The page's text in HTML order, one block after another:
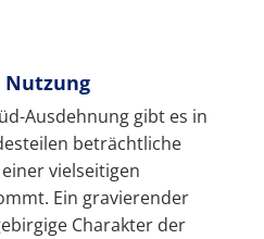
Ausdehnung gibt es in
beträchtliche
vielseitigen
Ein gravierender
Charakter der